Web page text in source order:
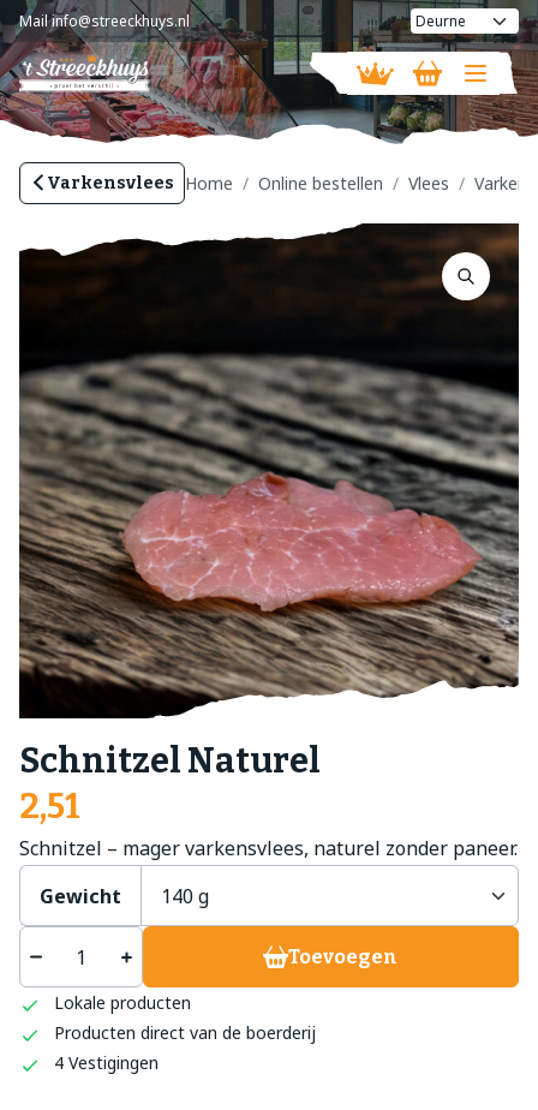
Mailinfo@streeckhuys.nl
Vandaag gesloten
Varkensvlees Home Online bestellen Vlees
Schnitzel Naturel
2,51
Schnitzel – mager varkensvlees, naturel zonder paneer.
Gewicht
Toevoegen
Lokale producten
Producten direct van de boerderij
4 Vestigingen